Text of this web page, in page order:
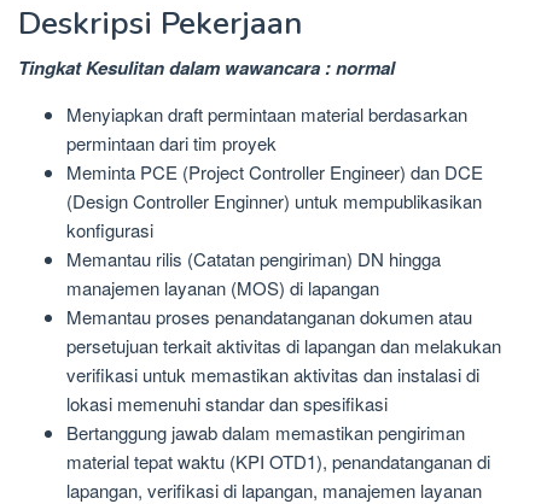
Deskripsi Pekerjaan
Tingkat Kesulitan dalam wawancara : normal
Menyiapkan draft permintaan material berdasarkan
permintaan dari tim proyek
Meminta PCE (Project Controller Engineer) dan DCE
(Design Controller Enginner) untuk mempublikasikan
konfigurasi
Memantau rilis (Catatan pengiriman) DN hingga
manajemen layanan (MOS) di lapangan
Memantau proses penandatanganan dokumen atau
persetujuan terkait aktivitas di lapangan dan melakukan
verifikasi untuk memastikan aktivitas dan instalasi di
lokasi memenuhi standar dan spesifikasi
Bertanggung jawab dalam memastikan pengiriman
material tepat waktu (KPI OTD1), penandatanganan di
lapangan, verifikasi di lapangan, manajemen layanan